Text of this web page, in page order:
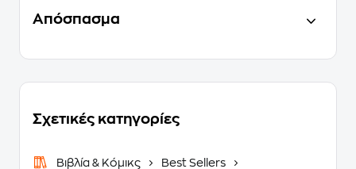
Απόσπασμα
Σχετικές κατηγορίες
Βιβλία & Κόμικς
Best Sellers